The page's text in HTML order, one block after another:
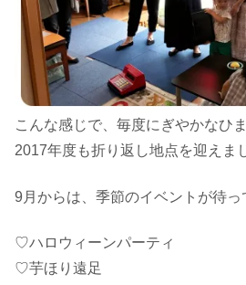
こんな感じで、毎度にぎやかなひ
2017年度も折り返し地点を迎えま
9月からは、季節のイベントが待っ
♡ハロウィーンパーティ
♡芋ほり遠足